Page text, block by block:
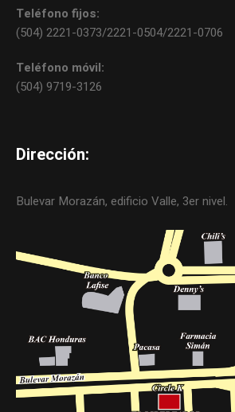
Teléfono fijos:
(504) 2221-0373/2221-0504/2221-0706
Teléfono móvil:
(504) 9719-3126
Dirección:
Bulevar Morazán, edificio Valle, 3er nivel.